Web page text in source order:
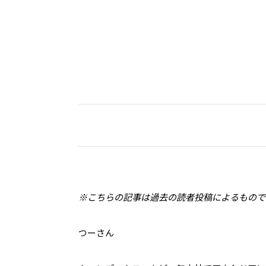
※こちらの記事は過去の読者投稿によるもの
つーさん